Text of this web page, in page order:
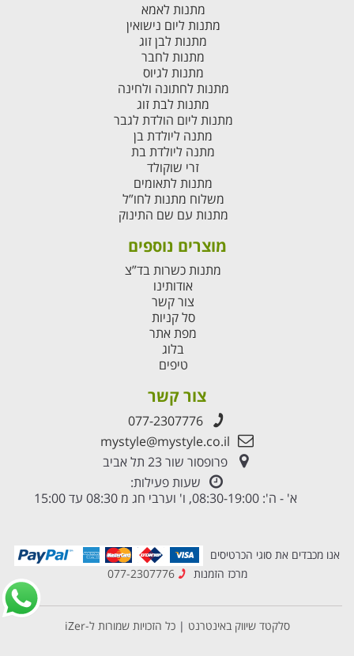
מתנות לאמא
מתנות ליום נישואין
מתנות לבן זוג
מתנות לחבר
מתנות לגיוס
מתנות לחתונה ולחינה
מתנות לבת זוג
מתנות ליום הולדת לגבר
מתנה ליולדת בן
מתנה ליולדת בת
זרי שוקולד
מתנות לתאומים
משלוח מתנות לחו”ל
מתנות עם שם התינוק
מוצרים נוספים
מתנות כשרות בד”צ
אודותינו
צור קשר
סל קניות
מפת אתר
בלוג
טיפים
צור קשר
077-2307776
mystyle@mystyle.co.il
פרופסור שור 23 תל אביב
שעות פעילות:
א' - ה': 08:30-19:00, ו' וערבי חג מ 08:30 עד 15:00
אנו מכבדים את סוגי הכרטיסים
מרכז הזמנות
077-2307776
סלקטד שיווק באינטרנט |כל הזכויות שמורות ל-iZer